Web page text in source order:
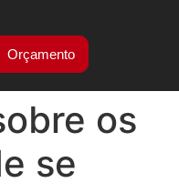
Orçamento
os
se